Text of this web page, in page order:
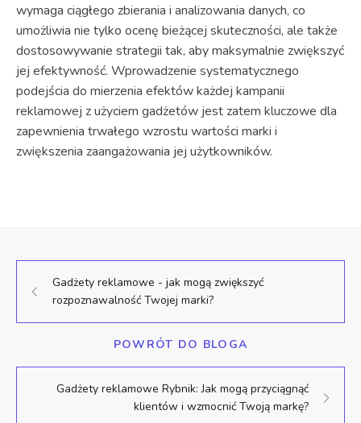
wymaga ciągłego zbierania i analizowania danych, co
umożliwia nie tylko ocenę bieżącej skuteczności, ale także
dostosowywanie strategii tak, aby maksymalnie zwiększyć
jej efektywność. Wprowadzenie systematycznego
podejścia do mierzenia efektów każdej kampanii
reklamowej z użyciem gadżetów jest zatem kluczowe dla
zapewnienia trwałego wzrostu wartości marki i
zwiększenia zaangażowania jej użytkowników.
Gadżety reklamowe - jak mogą zwiększyć
rozpoznawalność Twojej marki?
POWRÓT DO BLOGA
Gadżety reklamowe Rybnik: Jak mogą przyciągnąć
klientów i wzmocnić Twoją markę?